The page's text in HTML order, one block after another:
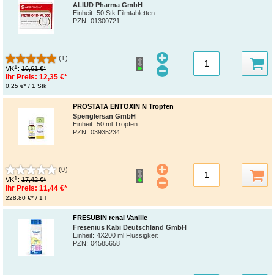
ALIUD Pharma GmbH
Einheit: 50 Stk Filmtabletten
PZN: 01300721
(1)
VK1: 16,61 €*
Ihr Preis: 12,35 €*
0,25 €* / 1 Stk
PROSTATA ENTOXIN N Tropfen
Spenglersan GmbH
Einheit: 50 ml Tropfen
PZN: 03935234
(0)
VK1: 17,42 €*
Ihr Preis: 11,44 €*
228,80 €* / 1 l
FRESUBIN renal Vanille
Fresenius Kabi Deutschland GmbH
Einheit: 4X200 ml Flüssigkeit
PZN: 04585658